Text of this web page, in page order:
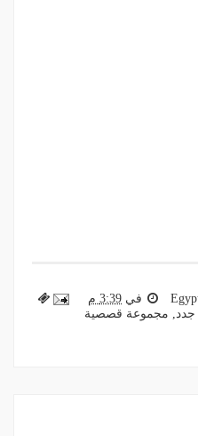
في 3:39 م
جدد, مجموعة قصصية